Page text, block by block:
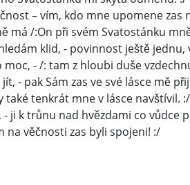
– vím, kdo mne upomene zas
má /:On při svém Svatostánku
klid, - povinnost ještě jednu,
- /: tam z hloubi duše
- pak Sám zas ve své lásce mě
také tenkrát mne v lásce navštívil. :/
ji k trůnu nad hvězdami co vůdce
na věčnosti zas byli spojeni! :/